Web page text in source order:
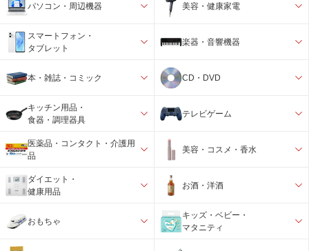
パソコン・周辺機器 美容・健康家電
スマートフォン・
タブレット
楽器・音響機器
本・雑誌・コミック CD・DVD
キッチン用品・
食器・調理器具
テレビゲーム
医薬品・コンタクト・介護用
品
美容・コスメ・香水
ダイエット・
健康用品
お酒・洋酒
おもちゃ
キッズ・ベビー・
マタニティ